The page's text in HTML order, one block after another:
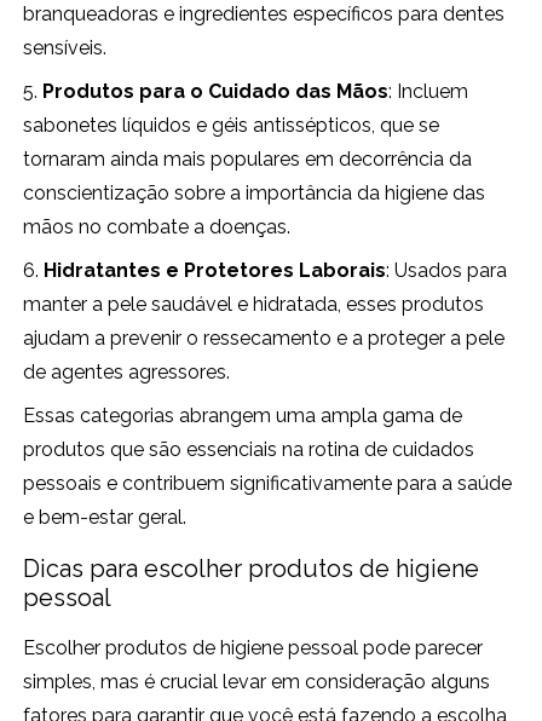
branqueadoras e ingredientes específicos para dentes
sensíveis.
5. Produtos para o Cuidado das Mãos: Incluem
sabonetes líquidos e géis antissépticos, que se
tornaram ainda mais populares em decorrência da
conscientização sobre a importância da higiene das
mãos no combate a doenças.
6. Hidratantes e Protetores Laborais: Usados para
manter a pele saudável e hidratada, esses produtos
ajudam a prevenir o ressecamento e a proteger a pele
de agentes agressores.
Essas categorias abrangem uma ampla gama de
produtos que são essenciais na rotina de cuidados
pessoais e contribuem significativamente para a saúde
e bem-estar geral.
Dicas para escolher produtos de higiene
pessoal
Escolher produtos de higiene pessoal pode parecer
simples, mas é crucial levar em consideração alguns
fatores para garantir que você está fazendo a escolha